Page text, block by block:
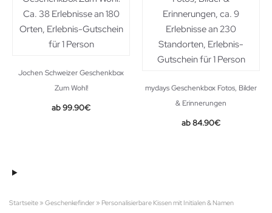
Jochen Schweizer Geschenkbox
Zum Wohl!
99.90€
mydays Geschenkbox Fotos, Bilder
& Erinnerungen
84.90€
Startseite » Geschenkefinder » Personalisierbare Kissen mit Initialen & Namen